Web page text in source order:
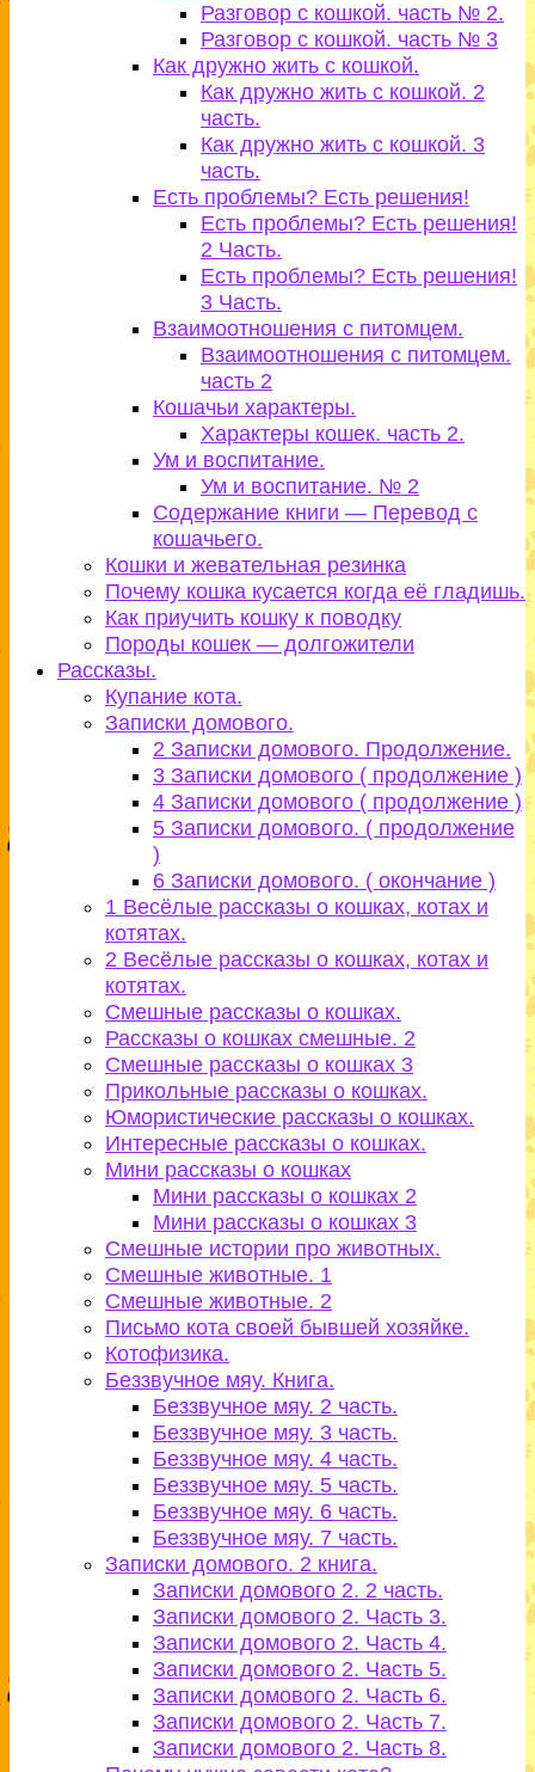
Разговор с кошкой. часть № 2.
Разговор с кошкой. часть № 3
Как дружно жить с кошкой.
Как дружно жить с кошкой. 2
часть.
Как дружно жить с кошкой. 3
часть.
Есть проблемы? Есть решения!
Есть проблемы? Есть решения!
2 Часть.
Есть проблемы? Есть решения!
3 Часть.
Взаимоотношения с питомцем.
Взаимоотношения с питомцем.
часть 2
Кошачьи характеры.
Характеры кошек. часть 2.
Ум и воспитание.
Ум и воспитание. № 2
Содержание книги — Перевод с
кошачьего.
Кошки и жевательная резинка
Почему кошка кусается когда её гладишь.
Как приучить кошку к поводку
Породы кошек — долгожители
Рассказы.
Купание кота.
Записки домового.
2 Записки домового. Продолжение.
3 Записки домового ( продолжение )
4 Записки домового ( продолжение )
5 Записки домового. ( продолжение
)
6 Записки домового. ( окончание )
1 Весёлые рассказы о кошках, котах и
котятах.
2 Весёлые рассказы о кошках, котах и
котятах.
Смешные рассказы о кошках.
Рассказы о кошках смешные. 2
Смешные рассказы о кошках 3
Прикольные рассказы о кошках.
Юмористические рассказы о кошках.
Интересные рассказы о кошках.
Мини рассказы о кошках
Мини рассказы о кошках 2
Мини рассказы о кошках 3
Смешные истории про животных.
Смешные животные. 1
Смешные животные. 2
Письмо кота своей бывшей хозяйке.
Котофизика.
Беззвучное мяу. Книга.
Беззвучное мяу. 2 часть.
Беззвучное мяу. 3 часть.
Беззвучное мяу. 4 часть.
Беззвучное мяу. 5 часть.
Беззвучное мяу. 6 часть.
Беззвучное мяу. 7 часть.
Записки домового. 2 книга.
Записки домового 2. 2 часть.
Записки домового 2. Часть 3.
Записки домового 2. Часть 4.
Записки домового 2. Часть 5.
Записки домового 2. Часть 6.
Записки домового 2. Часть 7.
Записки домового 2. Часть 8.